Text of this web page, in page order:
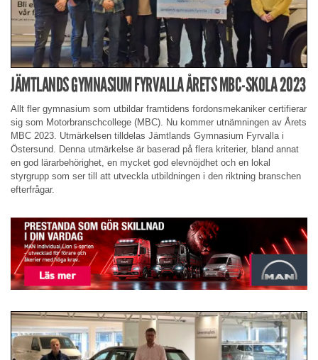
JÄMTLANDS GYMNASIUM FYRVALLA ÅRETS MBC-SKOLA 2023
Allt fler gymnasium som utbildar framtidens fordonsmekaniker certifierar
sig som Motorbranschcollege (MBC). Nu kommer utnämningen av Årets
MBC 2023. Utmärkelsen tilldelas Jämtlands Gymnasium Fyrvalla i
Östersund. Denna utmärkelse är baserad på flera kriterier, bland annat
en god lärarbehörighet, en mycket god elevnöjdhet och en lokal
styrgrupp som ser till att utveckla utbildningen i den riktning branschen
efterfrågar.